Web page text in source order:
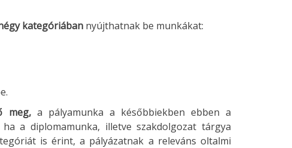
kategóriában nyújthatnak be munkákat:
meg, a pályamunka a későbbiekben ebben a
a diplomamunka, illetve szakdolgozat tárgya
is érint, a pályázatnak a releváns oltalmi